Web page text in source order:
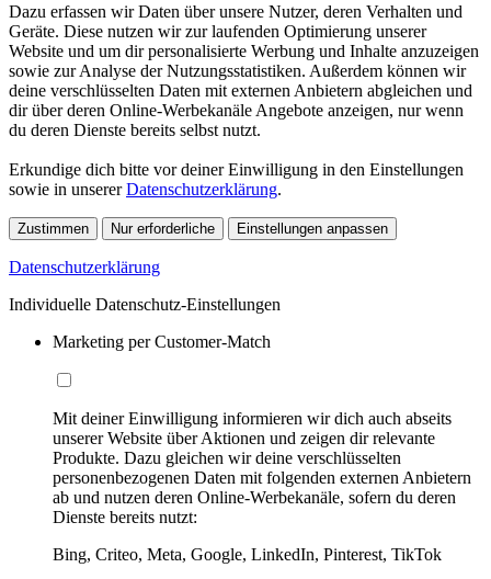
Dazu erfassen wir Daten über unsere Nutzer, deren Verhalten und
Geräte. Diese nutzen wir zur laufenden Optimierung unserer
Website und um dir personalisierte Werbung und Inhalte anzuzeigen
sowie zur Analyse der Nutzungsstatistiken. Außerdem können wir
deine verschlüsselten Daten mit externen Anbietern abgleichen und
dir über deren Online-Werbekanäle Angebote anzeigen, nur wenn
du deren Dienste bereits selbst nutzt.
Erkundige dich bitte vor deiner Einwilligung in den Einstellungen
sowie in unsererDatenschutzerklärung.
Zustimmen Nur erforderliche Einstellungen anpassen
Datenschutzerklärung
Individuelle Datenschutz-Einstellungen
Marketing per Customer-Match
Mit deiner Einwilligung informieren wir dich auch abseits
unserer Website über Aktionen und zeigen dir relevante
Produkte. Dazu gleichen wir deine verschlüsselten
personenbezogenen Daten mit folgenden externen Anbietern
ab und nutzen deren Online-Werbekanäle, sofern du deren
Dienste bereits nutzt:
Bing, Criteo, Meta, Google, LinkedIn, Pinterest, TikTok